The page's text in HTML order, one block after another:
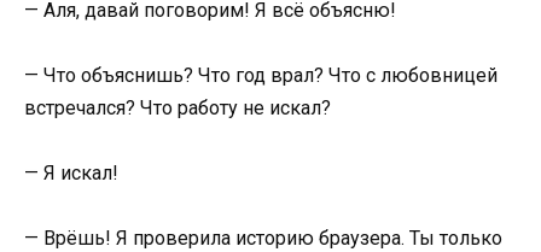
— Аля, давай поговорим! Я всё объясню!
— Что объяснишь? Что год врал? Что с любовницей
встречался? Что работу не искал?
— Я искал!
— Врёшь! Я проверила историю браузера. Ты только